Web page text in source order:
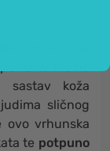
sastav koža
sličnog
ovo vrhunska
te potpuno